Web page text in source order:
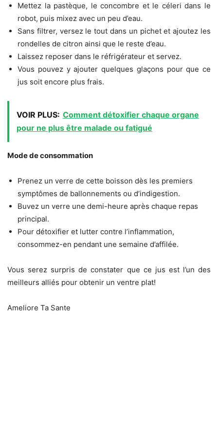
Mettez la pastèque, le concombre et le céleri dans le
robot, puis mixez avec un peu d’eau.
Sans filtrer, versez le tout dans un pichet et ajoutez les
rondelles de citron ainsi que le reste d’eau.
Laissez reposer dans le réfrigérateur et servez.
Vous pouvez y ajouter quelques glaçons pour que ce
jus soit encore plus frais.
VOIR PLUS: Comment détoxifier chaque organe
pour ne plus être malade ou fatigué
Mode de consommation
Prenez un verre de cette boisson dès les premiers
symptômes de ballonnements ou d’indigestion.
Buvez un verre une demi-heure après chaque repas
principal.
Pour détoxifier et lutter contre l’inflammation,
consommez-en pendant une semaine d’affilée.
Vous serez surpris de constater que ce jus est l’un des
meilleurs alliés pour obtenir un ventre plat!
Ameliore Ta Sante